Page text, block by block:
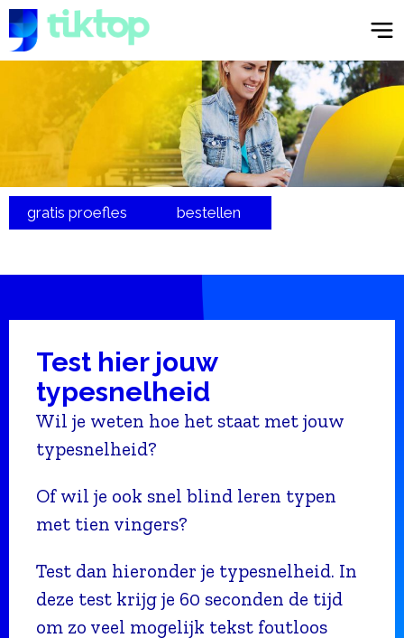
gratis proefles bestellen
Test hier jouw
typesnelheid
Wil je weten hoe het staat met jouw
typesnelheid?
Of wil je ook snel blind leren typen
met tien vingers?
Test dan hieronder je typesnelheid. In
deze test krijg je 60 seconden de tijd
om zo veel mogelijk tekst foutloos